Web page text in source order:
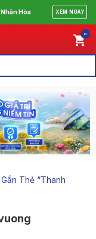
Hòa XEM NGAY
0
Thẻ “thanh